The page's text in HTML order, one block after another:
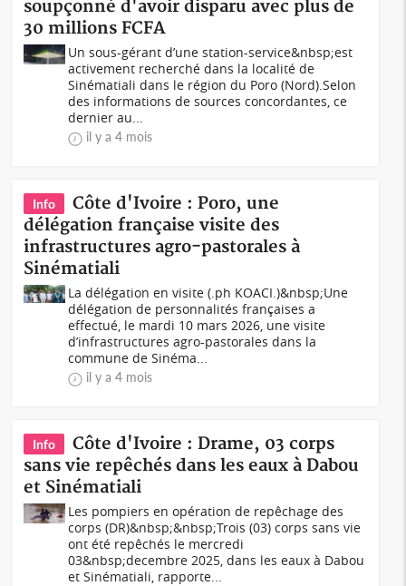
soupçonné d'avoir disparu avec plus de
30 millions FCFA
Un sous-gérant d’une station-service&nbsp;est
activement recherché dans la localité de
Sinématiali dans le région du Poro (Nord).Selon
des informations de sources concordantes, ce
dernier au...
il y a 4 mois
Info
Côte d'Ivoire : Poro, une
délégation française visite des
infrastructures agro-pastorales à
Sinématiali
La délégation en visite (.ph KOACI.)&nbsp;Une
délégation de personnalités françaises a
effectué, le mardi 10 mars 2026, une visite
d’infrastructures agro-pastorales dans la
commune de Sinéma...
il y a 4 mois
Info
Côte d'Ivoire : Drame, 03 corps
sans vie repêchés dans les eaux à Dabou
et Sinématiali
Les pompiers en opération de repêchage des
corps (DR)&nbsp;&nbsp;Trois (03) corps sans vie
ont été repêchés le mercredi
03&nbsp;decembre 2025, dans les eaux à Dabou
et Sinématiali, rapporte...